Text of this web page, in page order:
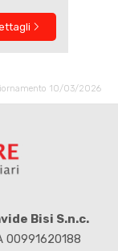
10/03/2026
Bisi S.n.c.
00991620188